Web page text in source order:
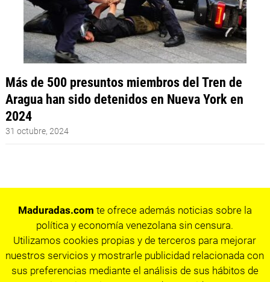
Más de 500 presuntos miembros del Tren de
Aragua han sido detenidos en Nueva York en
2024
31 octubre, 2024
Maduradas.com te ofrece además noticias sobre la
política y economía venezolana sin censura.
Utilizamos cookies propias y de terceros para mejorar
nuestros servicios y mostrarle publicidad relacionada con
sus preferencias mediante el análisis de sus hábitos de